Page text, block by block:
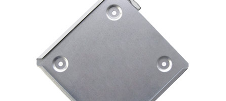
Поставщикам
Выдача продукции: